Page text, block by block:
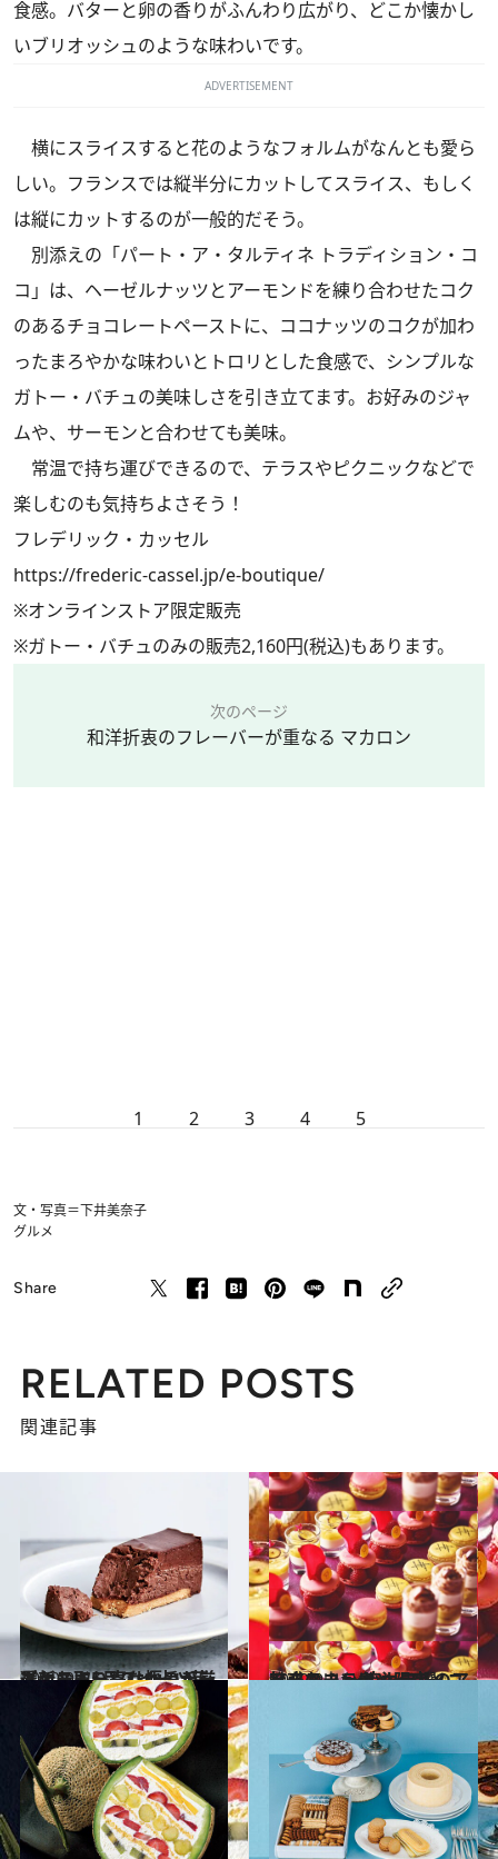
食感。バターと卵の香りがふんわり広がり、どこか懐かし
いブリオッシュのような味わいです。
ADVERTISEMENT
横にスライスすると花のようなフォルムがなんとも愛ら
しい。フランスでは縦半分にカットしてスライス、もしく
は縦にカットするのが一般的だそう。
別添えの「パート・ア・タルティネ トラディション・コ
コ」は、ヘーゼルナッツとアーモンドを練り合わせたコク
のあるチョコレートペーストに、ココナッツのコクが加わ
ったまろやかな味わいとトロリとした食感で、シンプルな
ガトー・バチュの美味しさを引き立てます。お好みのジャ
ムや、サーモンと合わせても美味。
常温で持ち運びできるので、テラスやピクニックなどで
楽しむのも気持ちよさそう！
フレデリック・カッセル
https://frederic-cassel.jp/e-boutique/
※オンラインストア限定販売
※ガトー・バチュのみの販売2,160円(税込)もあります。
次のページ
和洋折衷のフレーバーが重なる マカロン
1 2 3 4 5
文・写真＝下井美奈子
グルメ
Share
RELATED POSTS
関連記事
2020.9.6
最新お取り寄せ極旨チーズケーキ5品スイーツ芸人・スイーツなかのが厳選
グルメ 2020.9.2
魅惑のコラボや限定メニューも！ 一流ホテルのアフタヌーンティー3選
旅＆お出かけ